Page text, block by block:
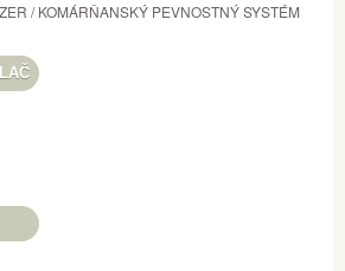
/ KOMÁRŇANSKÝ PEVNOSTNÝ SYSTÉM